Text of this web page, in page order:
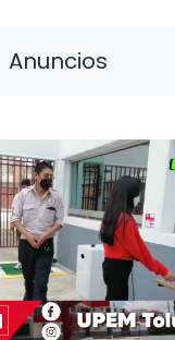
Anuncios